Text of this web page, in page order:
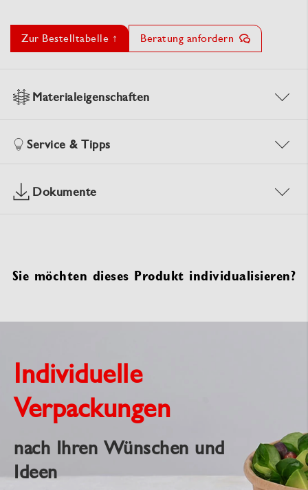
Zur Bestelltabelle ↑ Beratung anfordern
Materialeigenschaften
Service & Tipps
Dokumente
Sie möchten dieses Produkt individualisieren?
Individuelle
Verpackungen
nach Ihren Wünschen und
Ideen